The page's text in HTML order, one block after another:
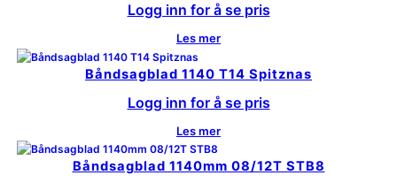
Logg inn for å se pris
Les mer
Båndsagblad 1140 T14 Spitznas
Logg inn for å se pris
Les mer
Båndsagblad 1140mm 08/12T STB8